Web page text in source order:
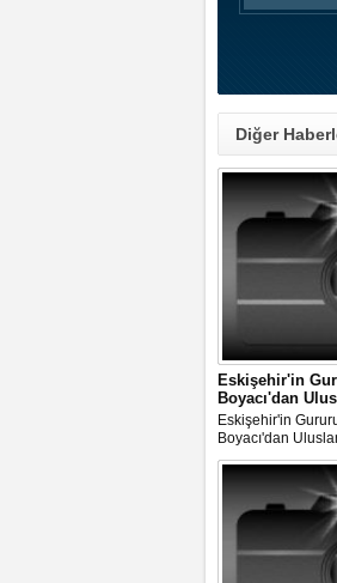
Diğer
Eskişehir'in
Boyacı'dan
Eskişehir'in
Boyacı'dan